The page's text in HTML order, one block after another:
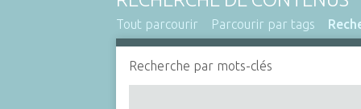
Tout parcourir Parcourir par tags
Recherche par mots-clés